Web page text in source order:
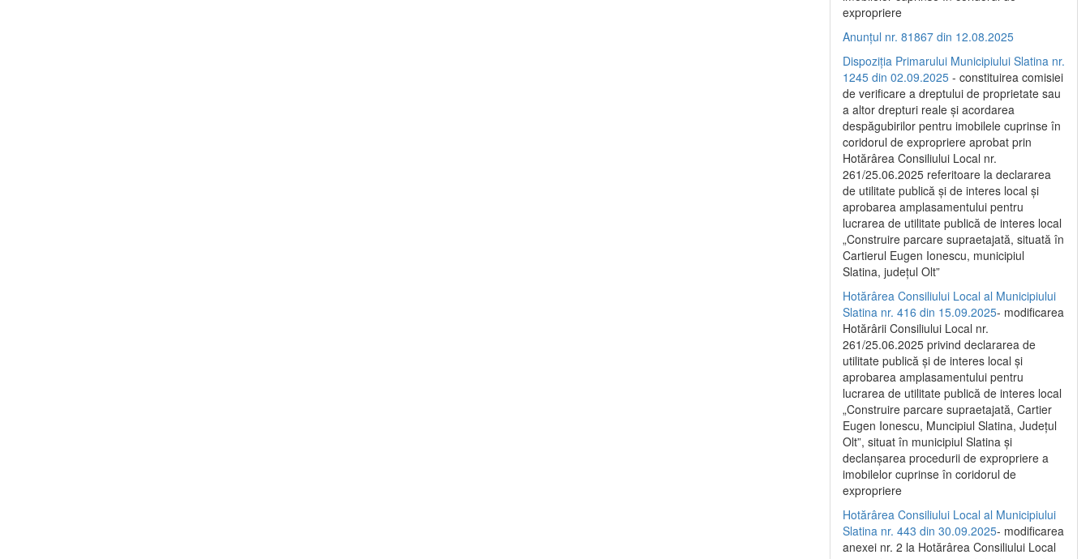
expropriere
Anunțul nr. 81867 din 12.08.2025
Dispoziția Primarului Municipiului Slatina nr.
1245 din 02.09.2025 - constituirea comisiei
de verificare a dreptului de proprietate sau
a altor drepturi reale și acordarea
despăgubirilor pentru imobilele cuprinse în
coridorul de expropriere aprobat prin
Hotărârea Consiliului Local nr.
261/25.06.2025 referitoare la declararea
de utilitate publică și de interes local și
aprobarea amplasamentului pentru
lucrarea de utilitate publică de interes local
„Construire parcare supraetajată, situată în
Cartierul Eugen Ionescu, municipiul
Slatina, județul Olt”
Hotărârea Consiliului Local al Municipiului
Slatina nr. 416 din 15.09.2025- modificarea
Hotărârii Consiliului Local nr.
261/25.06.2025 privind declararea de
utilitate publică și de interes local și
aprobarea amplasamentului pentru
lucrarea de utilitate publică de interes local
„Construire parcare supraetajată, Cartier
Eugen Ionescu, Muncipiul Slatina, Județul
Olt”, situat în municipiul Slatina și
declanșarea procedurii de expropriere a
imobilelor cuprinse în coridorul de
expropriere
Hotărârea Consiliului Local al Municipiului
Slatina nr. 443 din 30.09.2025- modificarea
anexei nr. 2 la Hotărârea Consiliului Local